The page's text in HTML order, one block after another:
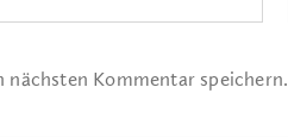
Kommentar speichern.